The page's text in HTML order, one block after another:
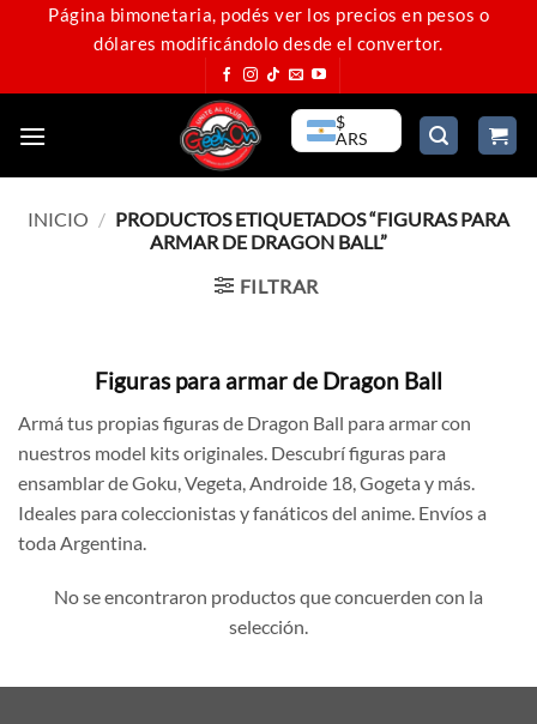
Página bimonetaria, podés ver los precios en pesos o
dólares modificándolo desde el convertor.
$
ARS
INICIO / PRODUCTOS ETIQUETADOS “FIGURAS PARA
ARMAR DE DRAGON BALL”
FILTRAR
Figuras para armar de Dragon Ball
Armá tus propias figuras de Dragon Ball para armar con
nuestros model kits originales. Descubrí figuras para
ensamblar de Goku, Vegeta, Androide 18, Gogeta y más.
Ideales para coleccionistas y fanáticos del anime. Envíos a
toda Argentina.
No se encontraron productos que concuerden con la
selección.